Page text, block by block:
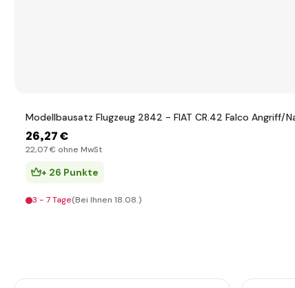
Modellbausatz Flugzeug 2842 - FIAT CR.42 Falco Angriff/
26,27 €
22,07 € ohne MwSt
+ 26 Punkte
3 - 7 Tage(Bei Ihnen 18.08.)